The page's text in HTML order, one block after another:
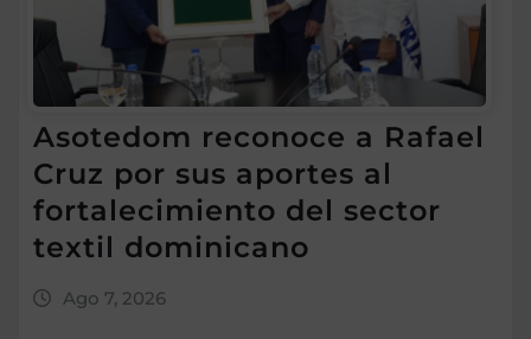
Asotedom reconoce a Rafael
Cruz por sus aportes al
fortalecimiento del sector
textil dominicano
Ago 7, 2026